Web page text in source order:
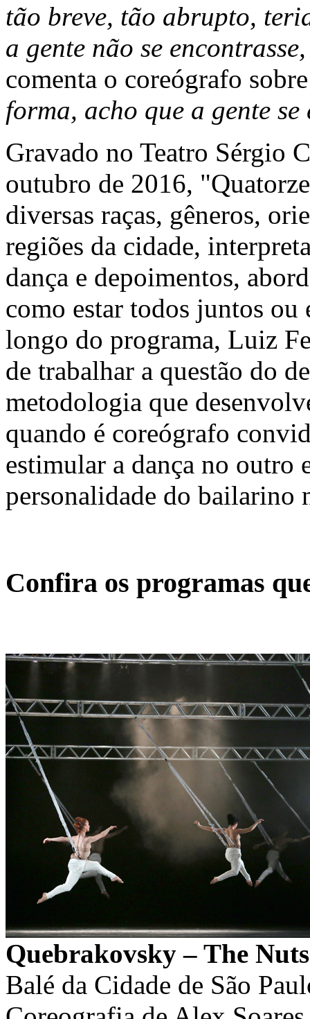
tão breve, tão abrupto,
a gente não se
comenta o coreógrafo
forma, acho que a gente
Gravado no Teatro Sérgio
outubro de 2016,
diversas raças, gêneros,
regiões da cidade,
dança e depoimentos,
como estar todos juntos ou
longo do programa, Luiz
de trabalhar a questão do
metodologia que
quando é coreógrafo
estimular a dança no outro
personalidade do bailarino
Confira os programas
Quebrakovsky – The
Balé da Cidade de São